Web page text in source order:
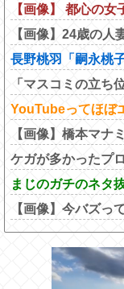
【画像】 都心の
【画像】24歳の人
長野桃羽「嗣永桃
「マスコミの立ち
YouTubeってほぼ
【画像】橋本マナ
ケガが多かったプ
まじのガチのネタ
【画像】今バズっ